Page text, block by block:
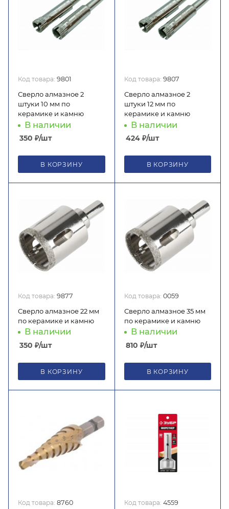
Код товара: 9801
Сверло алмазное 2
штуки 10 мм по
керамике и камню
В наличии
350 ₽/шт
В КОРЗИНУ
Код товара: 9807
Сверло алмазное 2
штуки 12 мм по
керамике и камню
В наличии
424₽/шт
В КОРЗИНУ
Код товара: 9877
Сверло алмазное 22 мм
по керамике и камню
В наличии
350 ₽/шт
В КОРЗИНУ
Код товара: 0059
Сверло алмазное 35 мм
по керамике и камню
В наличии
810 ₽/шт
В КОРЗИНУ
Код товара: 8760 Код товара: 4559